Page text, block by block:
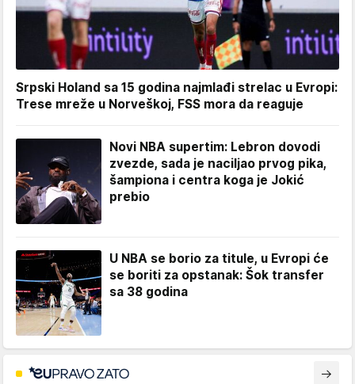
Srpski Holand sa 15 godina najmlađi strelac u Evropi:
Trese mreže u Norveškoj, FSS mora da reaguje
Novi NBA supertim: Lebron dovodi
zvezde, sada je naciljao prvog pika,
šampiona i centra koga je Jokić
prebio
U NBA se borio za titule, u Evropi će
se boriti za opstanak: Šok transfer
sa 38 godina